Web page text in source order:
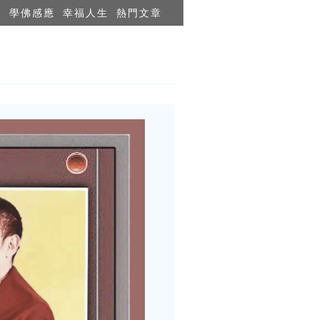
學佛感應 幸福人生 熱門文章